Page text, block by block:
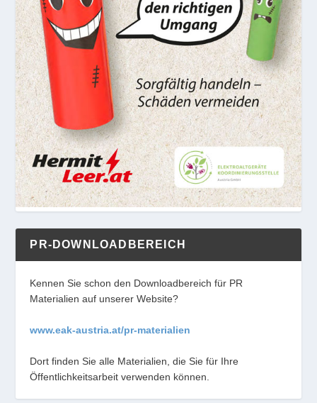
PR-DOWNLOADBEREICH
Kennen Sie schon den Downloadbereich für PR
Materialien auf unserer Website?
www.eak-austria.at/pr-materialien
Dort finden Sie alle Materialien, die Sie für Ihre
Öffentlichkeitsarbeit verwenden können.